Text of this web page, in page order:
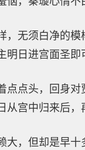
，无须白净的
明日进宫面圣即
点点头，回身
从宫中归来后，
大，但却是早十